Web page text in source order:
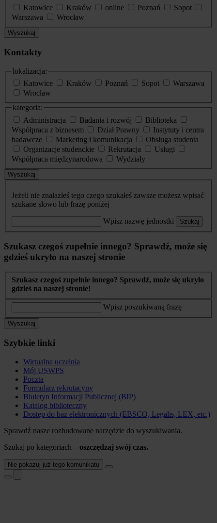
Katowice
Kraków online Poznań
Sopot
Warszawa
Wrocław
Wyszukaj
Kontakty
lokalizacja:
Katowice
Kraków Poznań Sopot
Warszawa
Wrocław
kategoria:
Administracja
Badania i rozwój
Biblioteka
Współpraca z biznesem
Dział Prawny
Instytuty i centra
badawcze
Marketing i komunikacja
Obsługa studenta
Organizacje studenckie
Rekrutacja
Usługi
Współpraca międzynarodowa
Wydziały
Wyszukaj
Jeżeli nie znalazłeś tego czego szukałeś zawsze możesz wpisać
szukane słowo lub frazę poniżej
Wpisz nazwę jednostki Szukaj
Szukasz czegoś zupełnie innego? Sprawdź, może się
gdzieś ukryło na naszej stronie
Szukasz czegoś zupełnie innego? Sprawdź, może się ukryło
gdzieś na naszej stronie!
Wpisz poszukiwaną frazę
Wyszukaj
Szybkie linki
Wirtualna uczelnia
Mój USWPS
Poczta
Formularz rekrutacyny
Biuletyn Informacji Publicznej (BIP)
Katalog biblioteczny
Dostęp do baz elektronicznych (EBSCO, Legalis, LEX, etc.)
Sprawdź nasze rozbudowane narzędzie do wyszukiwania.
Szukaj po kategoriach – oszczędzaj swój czas.
Nie pokazuj już tego komunikatu